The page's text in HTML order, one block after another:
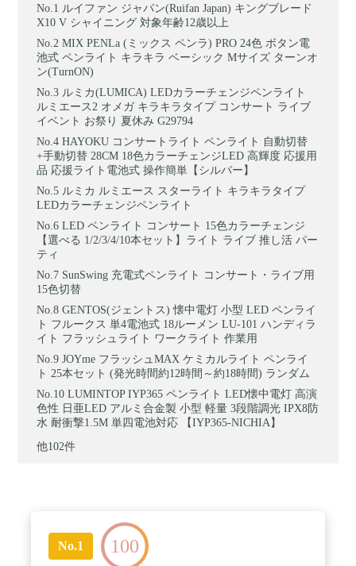
ルイファン ジャパン(Ruifan Japan) キングブレード
X10 V シャイニング 対象年齢12歳以上
MIX PENLa (ミックス ペンラ) PRO 24色 ボタン電
池式 ペンライト キラキラ ベーシック Mサイズ ターンオ
ン(TurnON)
ルミカ(LUMICA) LEDカラーチェンジペンライト
ルミエース2 オメガ キラキラタイプ コンサート ライブ
イベント お祭り 夏休み G29794
HAYOKU コンサートライト ペンライト 自動切替
+手動切替 28CM 18色カラーチェンジLED 高輝度 応援用
品 応援ライト電池式 操作簡単【シルバー】
ルミカ ルミエース スターライト キラキラタイプ
LEDカラーチェンジペンライト
LED ペンライト コンサート 15色カラーチェンジ
【選べる 1/2/3/4/10本セット】ライト ライブ 推し活 パー
ティ
SunSwing 充電式ペンライト コンサート・ライブ用
15色切替
GENTOS(ジェントス) 懐中電灯 小型 LED ペンライ
ト フルークス 単4電池式 18ルーメン LU-101 ハンディラ
イト フラッシュライト ワークライト 作業用
JOYme フラッシュMAX ケミカルライト ペンライ
ト 25本セット (発光時間約12時間～約18時間) ランダム
LUMINTOP IYP365 ペンライト LED懐中電灯 高演
色性 日亜LED アルミ合金製 小型 軽量 3段階調光 IPX8防
水 耐衝撃1.5M 単四電池対応 【IYP365-NICHIA】
他102件
No.1 100